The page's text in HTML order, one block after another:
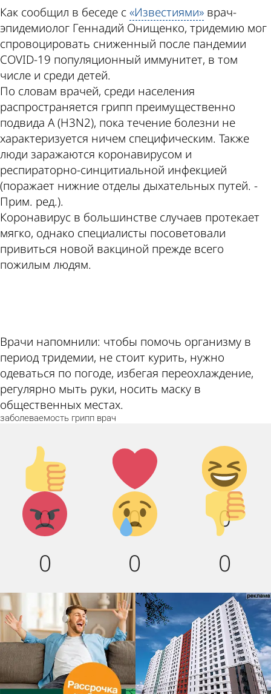
Как сообщил в беседе с«Известиями» врач-
эпидемиолог Геннадий Онищенко, тридемию мог
спровоцировать сниженный после пандемии
COVID-19 популяционный иммунитет, в том
числе и среди детей.
По словам врачей, среди населения
распространяется грипп преимущественно
подвида А (H3N2), пока течение болезни не
характеризуется ничем специфическим. Также
люди заражаются коронавирусом и
респираторно-синцитиальной инфекцией
(поражает нижние отделы дыхательных путей. -
Прим. ред.).
Коронавирус в большинстве случаев протекает
мягко, однако специалисты посоветовали
привиться новой вакциной прежде всего
пожилым людям.
Врачи напомнили: чтобы помочь организму в
период тридемии, не стоит курить, нужно
одеваться по погоде, избегая переохлаждение,
регулярно мыть руки, носить маску в
общественных местах.
заболеваемость грипп врач
Палец
вверх!
0
Лайк!
0
Дикий
смех!
0
Агрессия!
0
Грусть :(
0
Палец
вниз!
0